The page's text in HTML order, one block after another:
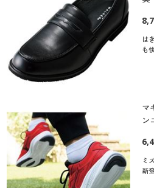
は
も
マ
ン
ミ
新